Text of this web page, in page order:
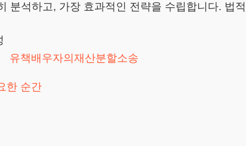
분석하고, 가장 효과적인 전략을 수립합니다.
유책배우자의재산분할소송
한 순간